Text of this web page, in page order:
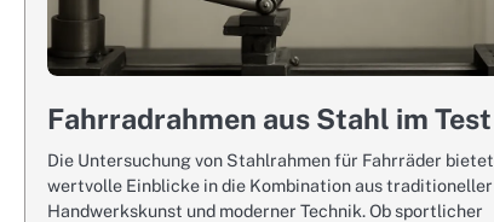
Fahrradrahmen aus Stahl im Test
Die Untersuchung von Stahlrahmen für Fahrräder bietet
wertvolle Einblicke in die Kombination aus traditioneller
Handwerkskunst und moderner Technik. Ob sportlicher